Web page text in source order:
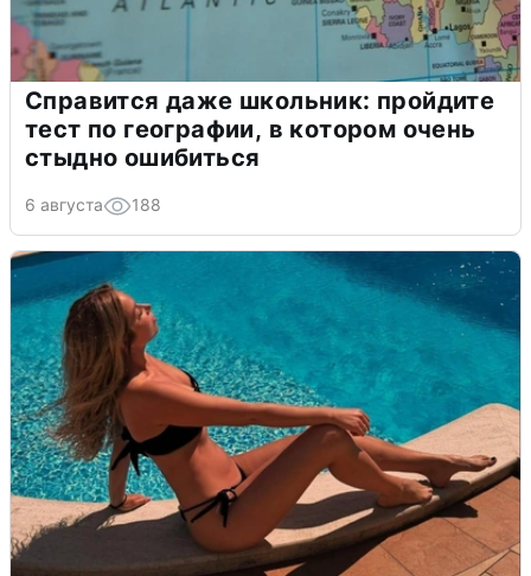
Справится даже школьник: пройдите
тест по географии, в котором очень
стыдно ошибиться
6 августа 188